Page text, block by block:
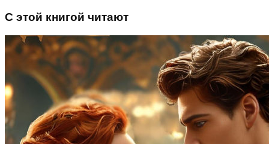
С этой книгой читают